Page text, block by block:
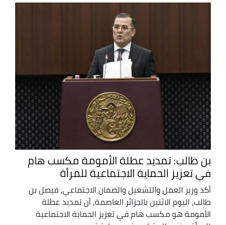
بن طالب: تمديد عطلة الأمومة مكسب هام
في تعزيز الحماية الاجتماعية للمرأة
أكد وزير العمل والتشغيل والضمان الاجتماعي، فيصل بن
طالب، اليوم الاثنين بالجزائر العاصمة، أن تمديد عطلة
الأمومة هو مكسب هام في تعزيز الحماية الاجتماعية